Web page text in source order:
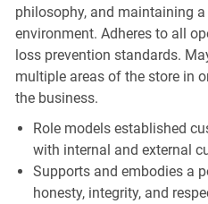
philosophy, and maintaining
environment. Adheres to all
loss prevention standards.
multiple areas of the store in
the business.
Role models established
with internal and external
Supports and embodies a
honesty, integrity, and